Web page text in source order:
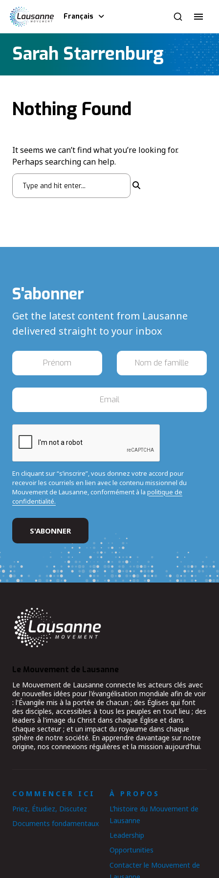
Français
Sarah Starrenburg
Nothing Found
It seems we can’t find what you’re looking for.
Perhaps searching can help.
S'abonner
Get the latest content from Lausanne
delivered straight to your inbox
En cliquant sur “s’inscrire”, vous donnez votre accord pour
recevoir les courriels en lien avec le contenu missionnel du
Mouvement de Lausanne, conformément à la politique de
confidentialité.
Le Mouvement de Lausanne
Le Mouvement de Lausanne connecte les acteurs clés avec
de nouvelles idées pour l'évangélisation mondiale afin de voir
: l'Évangile mis à la portée de chacun ; des Églises qui font
des disciples, accessibles à tous les peuples en tout lieu ; des
leaders à l'image du Christ dans chaque Église et dans
chaque secteur ; et un impact du royaume dans chaque
sphère de notre société. En apprendre davantage sur notre
origine, nos connexions régulières et la mission aujourd'hui.
COMMENCER ICI
Priez, Étudiez, Discutez
Documents fondamentaux
À PROPOS
L’histoire du Mouvement de
Lausanne
Leadership
Opportunities
Contacter le Mouvement de